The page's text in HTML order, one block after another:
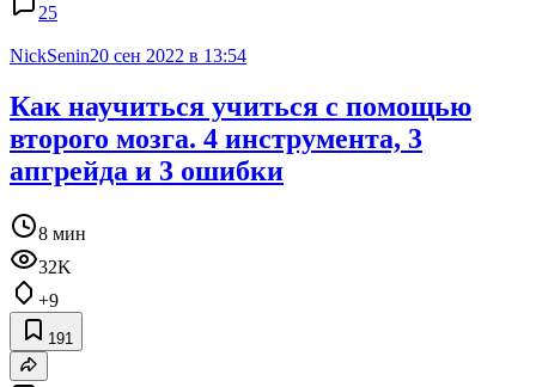
25
NickSenin20 сен 2022 в 13:54
Как научиться учиться с помощью
второго мозга. 4 инструмента, 3
апгрейда и 3 ошибки
8 мин
32K
+9
191